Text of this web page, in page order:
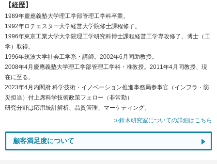
【経歴】
1989年慶應義塾大学理工学部管理工学科卒業。
1992年ロチェスター大学経営大学院修士課程修了。
1996年東京工業大学大学院理工学研究科博士課程経営工学専攻修了。博士（工
学）取得。
1996年筑波大学社会工学系・講師。2002年6月同助教授。
2008年4月慶應義塾大学理工学部管理工学科・准教授。2011年4月同教授、現
在に至る。
2023年4月内閣府 科学技術・イノベーション推進事務局参事官（インフラ・防
災担当）付上席科学技術政策フェロー（非常勤）
研究分野は応用統計解析、品質管理、マーケティング。
≫鈴木研究室についての詳細はこちら
顧客満足度について